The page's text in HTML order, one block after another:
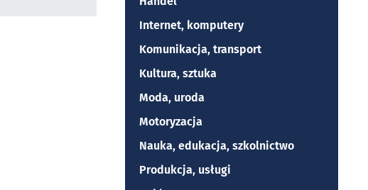
Internet, komputery
Komunikacja, transport
Kultura, sztuka
Moda, uroda
Motoryzacja
Nauka, edukacja, szkolnictwo
Produkcja, usługi